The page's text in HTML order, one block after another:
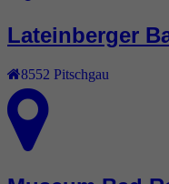
Lateinberger
8552 Pitschgau